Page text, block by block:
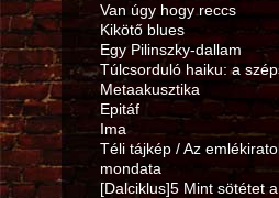
Van úgy hogy reccs
Kikötő blues
Egy Pilinszky-dallam
Túlcsorduló haiku: a
Metaakusztika
Epitáf
Ima
Téli tájkép / Az
mondata
[Dalciklus]5 Mint sötétet